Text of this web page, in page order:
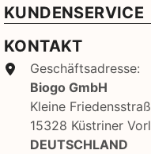
KUNDENSERVICE
KONTAKT
Geschäftsadresse:
Biogo GmbH
Kleine
15328 Küstriner
DEUTSCHLAND